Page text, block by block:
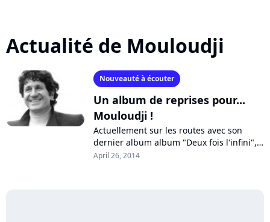
Actualité de Mouloudji
Nouveauté à écouter
Un album de reprises pour...
Mouloudji !
Actuellement sur les routes avec son
dernier album album "Deux fois l'infini",
Louis Chedid a pris le temps d'enregistrer
April 26, 2014